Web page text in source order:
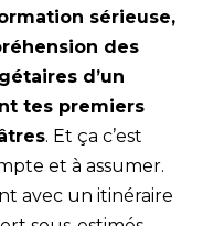
sérieuse,
des
d’un
tes premiers
. Et ça c’est
et à assumer.
avec un itinéraire